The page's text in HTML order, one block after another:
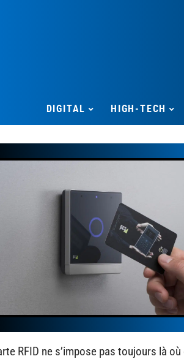
DIGITAL HIGH-TECH
RFID ne s’impose pas toujours là